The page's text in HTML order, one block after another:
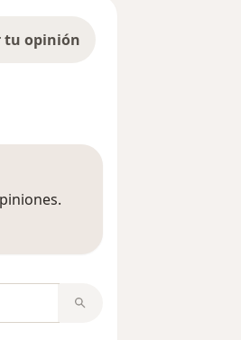
tu opinión